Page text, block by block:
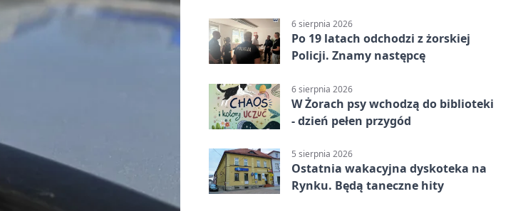
6 sierpnia 2026
Po 19 latach odchodzi z żorskiej
Policji. Znamy następcę
6 sierpnia 2026
W Żorach psy wchodzą do biblioteki
- dzień pełen przygód
5 sierpnia 2026
Ostatnia wakacyjna dyskoteka na
Rynku. Będą taneczne hity